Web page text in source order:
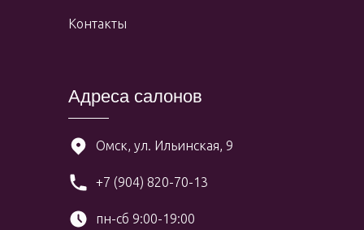
Адреса салонов
+7 (904) 820-70-13
пн-сб 9:00-19:00
Омск, ул. Ильинская, 9
Контакты